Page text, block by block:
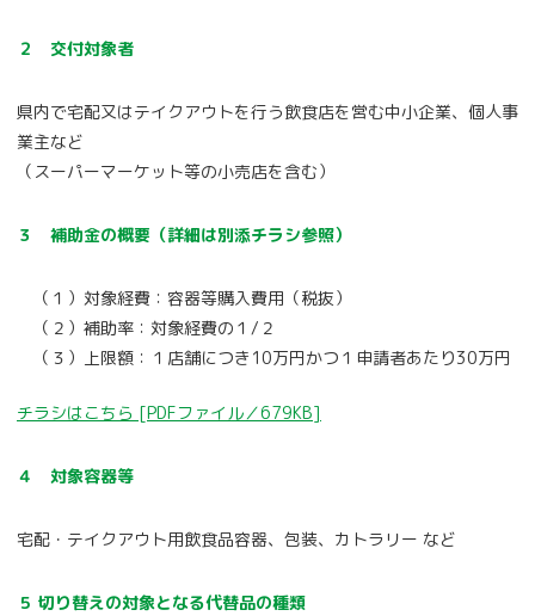
２ 交付対象者
県内で宅配又はテイクアウトを行う飲食店を営む中小企業、個人事
業主など
（スーパーマーケット等の小売店を含む）
３ 補助金の概要（詳細は別添チラシ参照）
（１）対象経費：容器等購入費用（税抜）
（２）補助率：対象経費の１/２
（３）上限額：１店舗につき10万円かつ１申請者あたり30万円
チラシはこちら [PDFファイル／679KB]
４ 対象容器等
宅配・テイクアウト用飲食品容器、包装、カトラリー など
５ 切り替えの対象となる代替品の種類